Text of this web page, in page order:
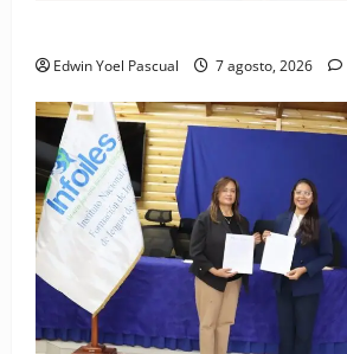
Edwin Yoel Pascual 7 agosto, 2026